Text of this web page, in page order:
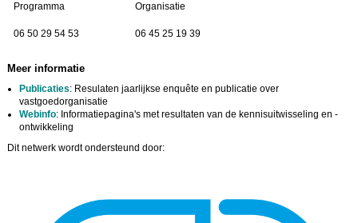
Programma Organisatie
06 50 29 54 53 06 45 25 19 39
Meer informatie
Publicaties: Resulaten jaarlijkse enquête en publicatie over
vastgoedorganisatie
Webinfo: Informatiepagina's met resultaten van de kennisuitwisseling en -
ontwikkeling
Dit netwerk wordt ondersteund door: